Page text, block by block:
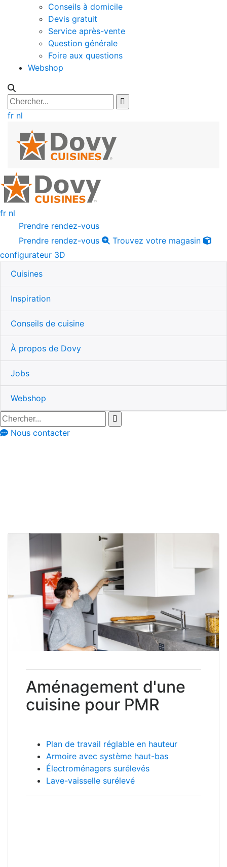
Conseils à domicile
Devis gratuit
Service après-vente
Question générale
Foire aux questions
Webshop
fr nl
fr nl
Prendre rendez-vous
Prendre rendez-vous
Trouvez votre magasin
configurateur 3D
Cuisines
Inspiration
Conseils de cuisine
À propos de Dovy
Jobs
Webshop
Nous contacter
Nos solutions de
cuisines PMR
Aménagement d'une
cuisine pour PMR
Plan de travail réglable en hauteur
Armoire avec système haut-bas
Électroménagers surélevés
Lave-vaisselle surélevé